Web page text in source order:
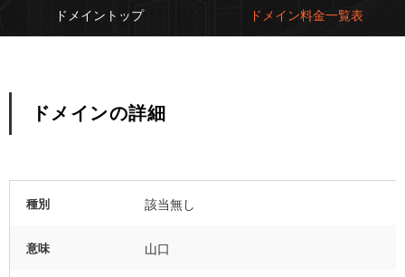
ドメイントップ ドメイン料金一覧表
ドメインの詳細
種別 該当無し
意味 山口